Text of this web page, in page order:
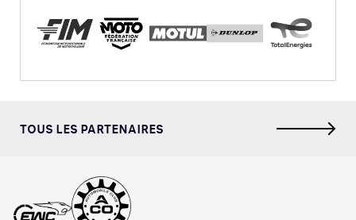
TOUS LES PARTENAIRES